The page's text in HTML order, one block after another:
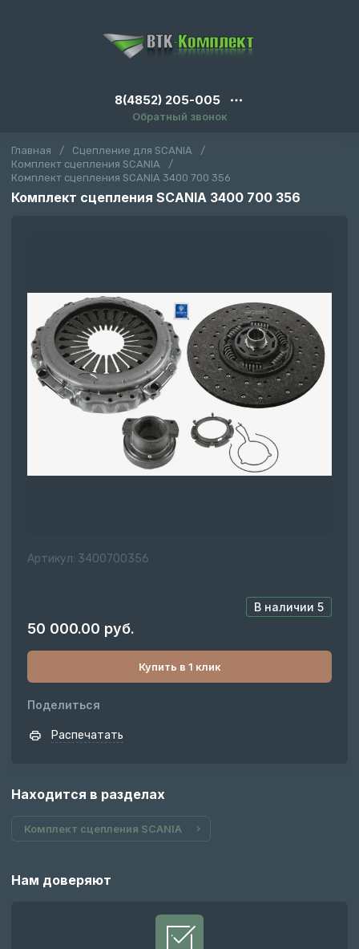
8(4852) 205-005
Обратный звонок
Главная / Сцепление для SCANIA
/
Комплект сцепления SCANIA
/
Комплект сцепления SCANIA 3400 700 356
Комплект сцепления SCANIA 3400 700 356
Артикул: 3400700356
В наличии 5
50 000.00 руб.
Купить в 1 клик
Поделиться
Распечатать
Находится в разделах
Комплект сцепления SCANIA
Нам доверяют